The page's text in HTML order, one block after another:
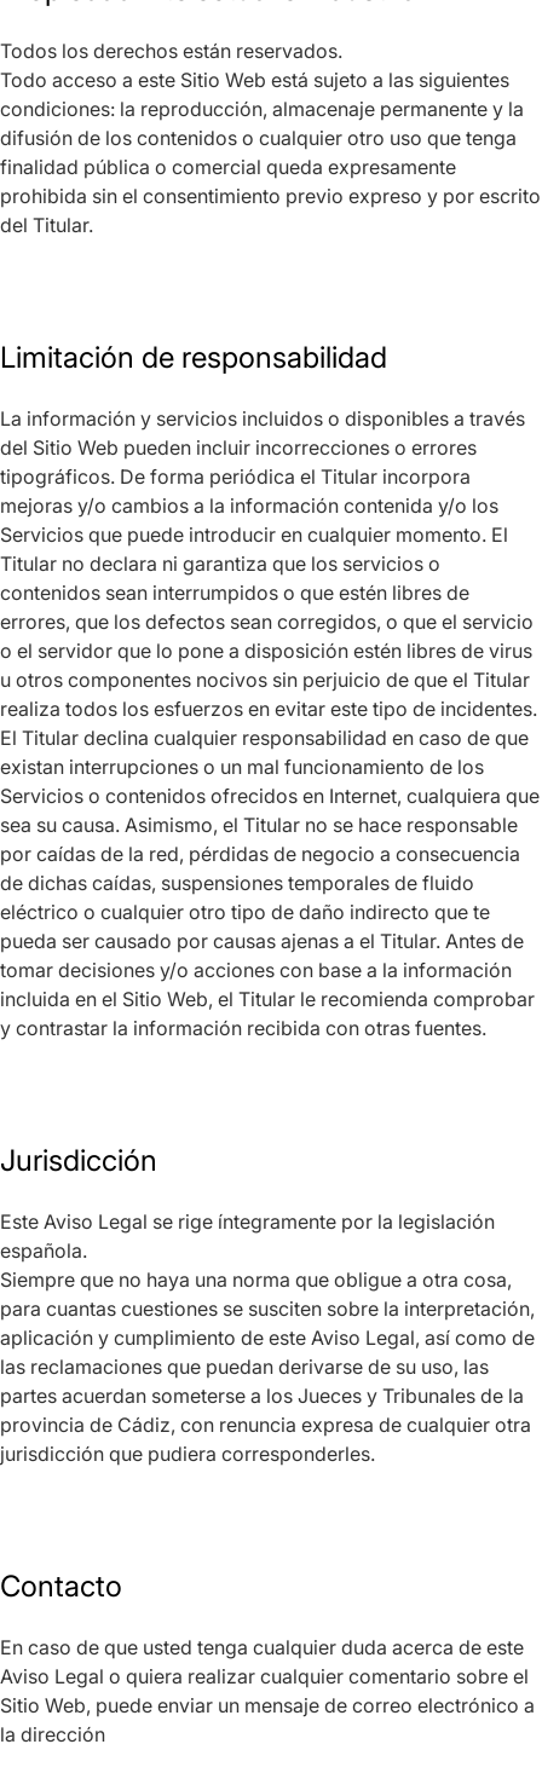
Todos los derechos están reservados.
Todo acceso a este Sitio Web está sujeto a las siguientes
condiciones: la reproducción, almacenaje permanente y la
difusión de los contenidos o cualquier otro uso que tenga
finalidad pública o comercial queda expresamente
prohibida sin el consentimiento previo expreso y por escrito
del Titular.
Limitación de responsabilidad
La información y servicios incluidos o disponibles a través
del Sitio Web pueden incluir incorrecciones o errores
tipográficos. De forma periódica el Titular incorpora
mejoras y/o cambios a la información contenida y/o los
Servicios que puede introducir en cualquier momento. El
Titular no declara ni garantiza que los servicios o
contenidos sean interrumpidos o que estén libres de
errores, que los defectos sean corregidos, o que el servicio
o el servidor que lo pone a disposición estén libres de virus
u otros componentes nocivos sin perjuicio de que el Titular
realiza todos los esfuerzos en evitar este tipo de incidentes.
El Titular declina cualquier responsabilidad en caso de que
existan interrupciones o un mal funcionamiento de los
Servicios o contenidos ofrecidos en Internet, cualquiera que
sea su causa. Asimismo, el Titular no se hace responsable
por caídas de la red, pérdidas de negocio a consecuencia
de dichas caídas, suspensiones temporales de fluido
eléctrico o cualquier otro tipo de daño indirecto que te
pueda ser causado por causas ajenas a el Titular. Antes de
tomar decisiones y/o acciones con base a la información
incluida en el Sitio Web, el Titular le recomienda comprobar
y contrastar la información recibida con otras fuentes.
Jurisdicción
Este Aviso Legal se rige íntegramente por la legislación
española.
Siempre que no haya una norma que obligue a otra cosa,
para cuantas cuestiones se susciten sobre la interpretación,
aplicación y cumplimiento de este Aviso Legal, así como de
las reclamaciones que puedan derivarse de su uso, las
partes acuerdan someterse a los Jueces y Tribunales de la
provincia de Cádiz, con renuncia expresa de cualquier otra
jurisdicción que pudiera corresponderles.
Contacto
En caso de que usted tenga cualquier duda acerca de este
Aviso Legal o quiera realizar cualquier comentario sobre el
Sitio Web, puede enviar un mensaje de correo electrónico a
la dirección